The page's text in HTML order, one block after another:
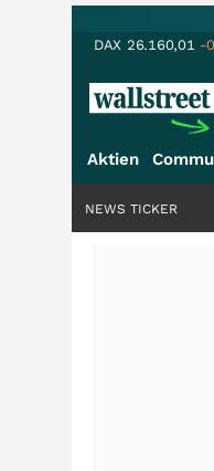
DAX 26.160,01 -
Aktien
NEWS TICKER